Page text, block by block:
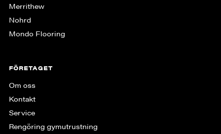
Merrithew
Nohrd
Mondo Flooring
FÖRETAGET
Om oss
Kontakt
Service
Rengöring gymutrustning